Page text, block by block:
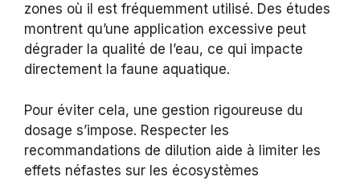
zones où il est fréquemment utilisé. Des études
montrent qu’une application excessive peut
dégrader la qualité de l’eau, ce qui impacte
directement la faune aquatique.
Pour éviter cela, une gestion rigoureuse du
dosage s’impose. Respecter les
recommandations de dilution aide à limiter les
effets néfastes sur les écosystèmes